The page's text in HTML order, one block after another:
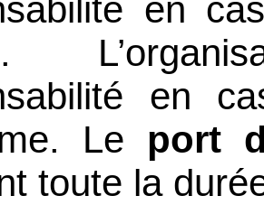
en
en
Le port
toute la